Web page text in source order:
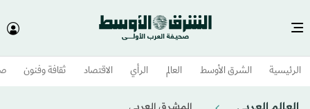
الرئيسية الشرق الأوسط​ العالم الرأي الاقتصاد ثقافة وفنون